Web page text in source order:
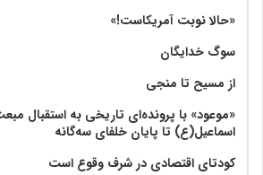
«حالا نوبت آمریکاست!»
سوگ خدایگان
از مسیح تا منجی
«موعود» با پرونده‌ای تاریخی به استقبال
اسماعیل(ع) تا پایان خلفای سه‌گانه
کودتای اقتصادی در شرف وقوع است